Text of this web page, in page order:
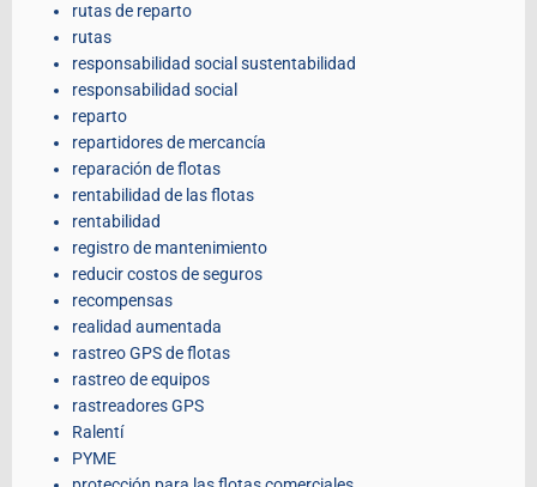
rutas de reparto
rutas
responsabilidad social sustentabilidad
responsabilidad social
reparto
repartidores de mercancía
reparación de flotas
rentabilidad de las flotas
rentabilidad
registro de mantenimiento
reducir costos de seguros
recompensas
realidad aumentada
rastreo GPS de flotas
rastreo de equipos
rastreadores GPS
Ralentí
PYME